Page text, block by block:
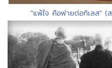
"แพ้ใจ คือพ่ายต่อกิเลส" (